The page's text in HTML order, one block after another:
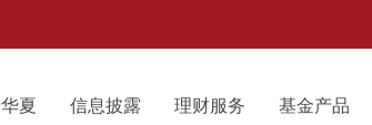
夏 信息披露 理财服务 基金产品